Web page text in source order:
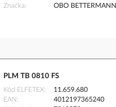
Značka
OBO BETTERMANN
PLM TB 0810 FS
Kód ELFETEX
11.659.680
EAN
4012197365240